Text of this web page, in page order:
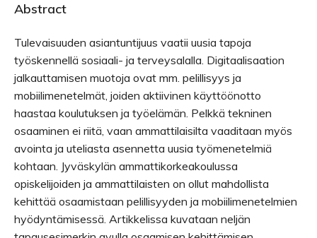
Abstract
Tulevaisuuden asiantuntijuus vaatii uusia tapoja
työskennellä sosiaali- ja terveysalalla. Digitaalisaation
jalkauttamisen muotoja ovat mm. pelillisyys ja
mobiilimenetelmät, joiden aktiivinen käyttöönotto
haastaa koulutuksen ja työelämän. Pelkkä tekninen
osaaminen ei riitä, vaan ammattilaisilta vaaditaan myös
avointa ja uteliasta asennetta uusia työmenetelmiä
kohtaan. Jyväskylän ammattikorkeakoulussa
opiskelijoiden ja ammattilaisten on ollut mahdollista
kehittää osaamistaan pelillisyyden ja mobiilimenetelmien
hyödyntämisessä. Artikkelissa kuvataan neljän